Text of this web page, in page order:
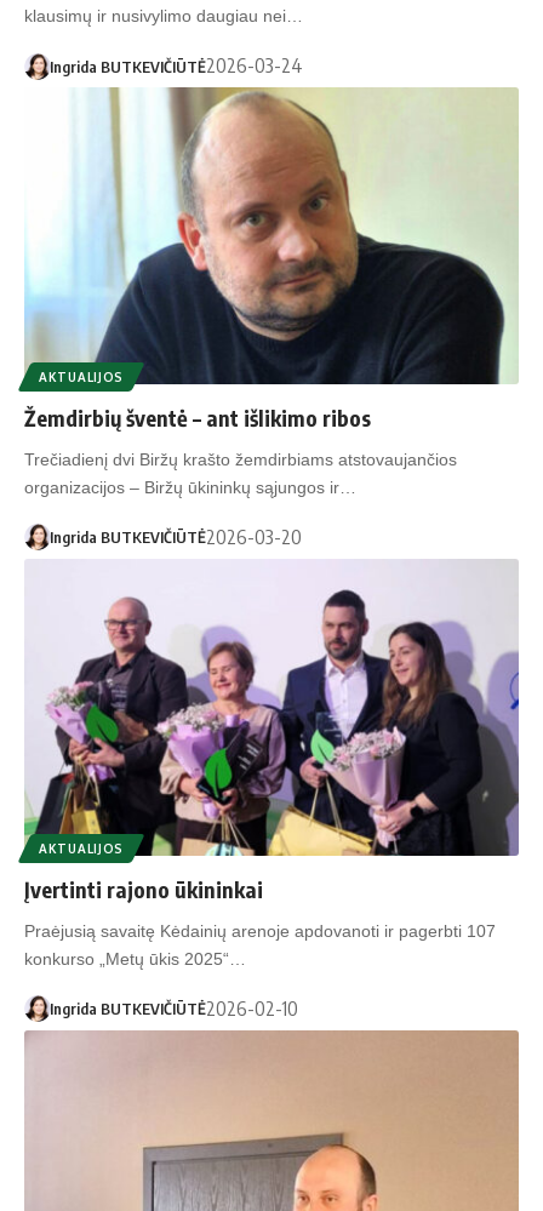
klausimų ir nusivylimo daugiau nei…
Ingrida BUTKEVIČIŪTĖ2026-03-24
AKTUALIJOS
Žemdirbių šventė – ant išlikimo ribos
Trečiadienį dvi Biržų krašto žemdirbiams atstovaujančios
organizacijos – Biržų ūkininkų sąjungos ir…
Ingrida BUTKEVIČIŪTĖ2026-03-20
AKTUALIJOS
Įvertinti rajono ūkininkai
Praėjusią savaitę Kėdainių arenoje apdovanoti ir pagerbti 107
konkurso „Metų ūkis 2025“…
Ingrida BUTKEVIČIŪTĖ2026-02-10